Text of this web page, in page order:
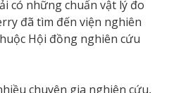
có những chuẩn vật lý đo
đã tìm đến viện nghiên
Hội đồng nghiên cứu
chuyên gia nghiên cứu,